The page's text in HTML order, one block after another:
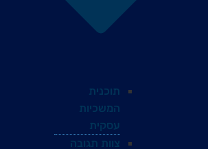
תוכנית
המשכיות
עסקית
צוות תגובה